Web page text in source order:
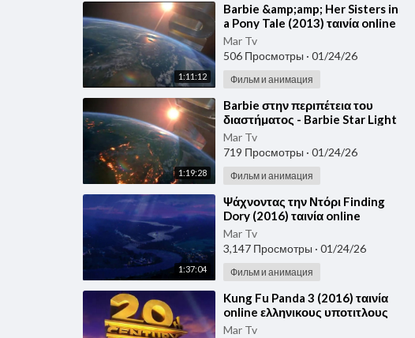
1:11:12
⁣Barbie &amp;amp; Her Sisters in
a Pony Tale (2013) ταινία online
ελληνικους υποτιτλους
Μεταγλωτι
Mar Tv
506 Просмотры · 01/24/26
Фильм и анимация
1:19:28
⁣Barbie στην περιπέτεια του
διαστήματος - Barbie Star Light
Adventure (2016) ταινία online
ελληνικους
Mar Tv
719 Просмотры · 01/24/26
Фильм и анимация
1:37:04
⁣Ψάχνοντας την Ντόρι Finding
Dory (2016) ταινία online
ελληνικους υποτιτλους Ταινίες
του 2016 greek s
Mar Tv
3,147 Просмотры · 01/24/26
Фильм и анимация
⁣Kung Fu Panda 3 (2016) ταινία
online ελληνικους υποτιτλους
Μεταγλωτισμένα Παιδικά greek
Mar Tv